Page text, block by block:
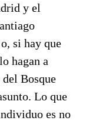
y el
si hay que
hagan a
Bosque
Lo que
es no